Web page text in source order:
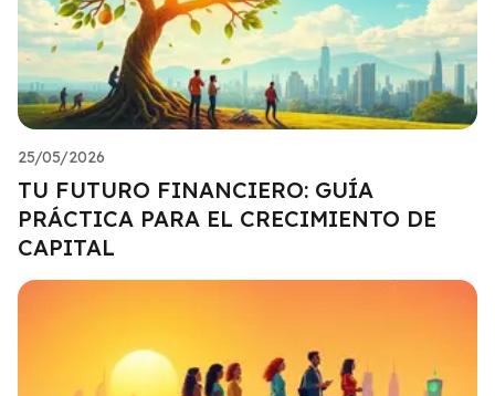
25/05/2026
TU FUTURO FINANCIERO: GUÍA
PRÁCTICA PARA EL CRECIMIENTO DE
CAPITAL